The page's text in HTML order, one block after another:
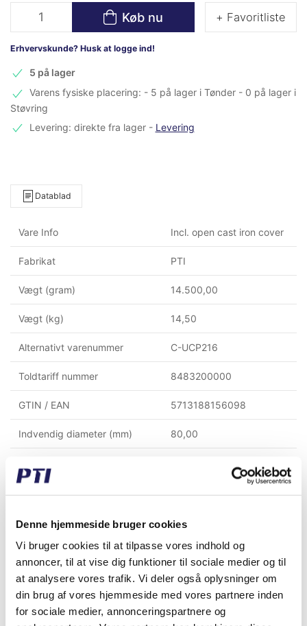
Denne hjemmeside bruger cookies
Vi bruger cookies til at tilpasse vores indhold og
annoncer, til at vise dig funktioner til sociale medier og til
at analysere vores trafik. Vi deler også oplysninger om
din brug af vores hjemmeside med vores partnere inden
for sociale medier, annonceringspartnere og
Køb nu
Erhvervskunde? Husk at logge ind!
+ Favoritliste
5 på lager
Varens fysiske placering: - 5 på lager i Tønder - 0 på lager i
Støvring
Levering: direkte fra lager- Levering
Datablad
Vare Info Incl. open cast iron cover
Fabrikat PTI
Vægt (gram) 14.500,00
Vægt (kg) 14,50
Alternativt varenummer C-UCP216
Toldtariff nummer 8483200000
GTIN / EAN 5713188156098
Indvendig diameter (mm) 80,00
Montagehul afstand (mm) 232,00
Højde til center af aksel (mm) 88,90
Lejebefæstigelse Pinolskrue i inderring
Dæksel Åben dæksel